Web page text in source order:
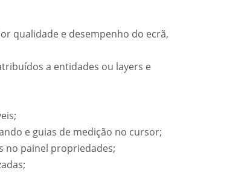
qualidade e desempenho do ecrã,
a entidades ou layers e
e guias de medição no cursor;
no painel propriedades;